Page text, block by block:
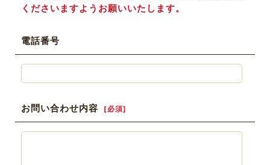
くださいますようお願いいたします。
電話番号
お問い合わせ内容 [必須]